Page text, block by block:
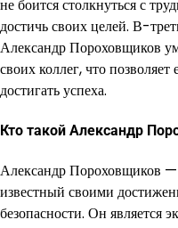
не боится столкнуться с
достичь своих целей. В-
Александр Пороховщиков
своих коллег, что
достигать успеха.
Кто такой Александр
Александр Пороховщиков
известный своими
безопасности. Он является